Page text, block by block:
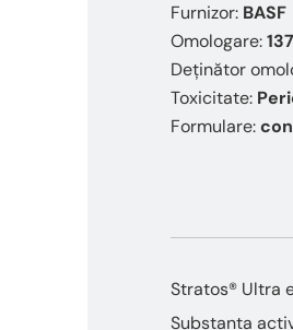
Furnizor: BASF
Omologare:
Deținător
Toxicitate:
Formulare:
Stratos® Ultra
Substanta